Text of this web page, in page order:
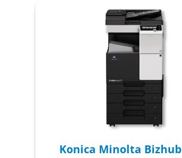
Konica Minolta Bizhub